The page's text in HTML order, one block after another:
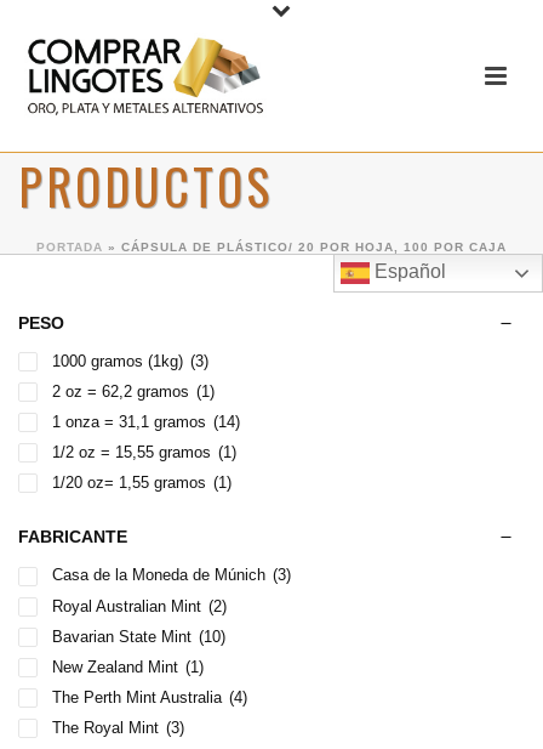
PRODUCTOS
PORTADA » CÁPSULA DE PLÁSTICO/ 20 POR HOJA, 100 POR CAJA
Español
PESO
1000 gramos (1kg) (3)
2 oz = 62,2 gramos (1)
1 onza = 31,1 gramos (14)
1/2 oz = 15,55 gramos (1)
1/20 oz= 1,55 gramos (1)
FABRICANTE
Casa de la Moneda de Múnich (3)
Royal Australian Mint (2)
Bavarian State Mint (10)
New Zealand Mint (1)
The Perth Mint Australia (4)
The Royal Mint (3)